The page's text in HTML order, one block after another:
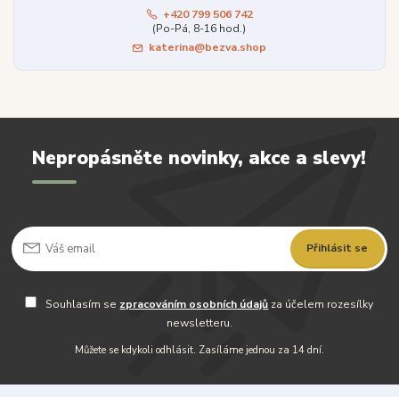
+420 799 506 742
(Po-Pá, 8-16 hod.)
katerina@bezva.shop
Nepropásněte novinky, akce a slevy!
Přihlásit se
Souhlasím se zpracováním osobních údajů za účelem rozesílky
newsletteru.
Můžete se kdykoli odhlásit. Zasíláme jednou za 14 dní.